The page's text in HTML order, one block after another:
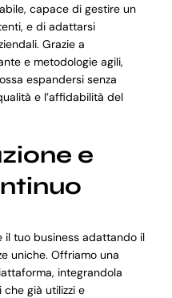
capace di gestire un
e di adattarsi
Grazie a
e metodologie agili,
espandersi senza
e l’affidabilità del
e
il tuo business adattando il
uniche. Offriamo una
integrandola
già utilizzi e